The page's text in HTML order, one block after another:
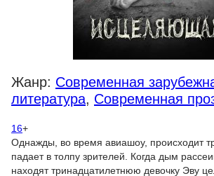
Жанр: Современная
литература, Современная
16+
Однажды, во время авиашоу, происходит
падает в толпу зрителей. Когда дым
находят тринадцатилетнюю девочку Эву